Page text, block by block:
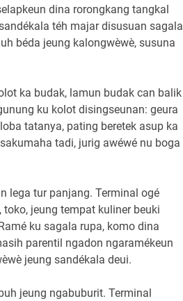
dina rorongkang tangkal
téh majar disusuan sagala
béda jeung kalongwèwè, susuna
ka budak, lamun budak can balik
ku kolot disingseunan: geura
tatanya, pating beretek asup ka
tadi, jurig awéwé nu boga
lega tur panjang. Terminal ogé
jeung tempat kuliner beuki
ku sagala rupa, komo dina
parentil ngadon ngaramékeun
jeung sandékala deui.
jeung ngabuburit. Terminal